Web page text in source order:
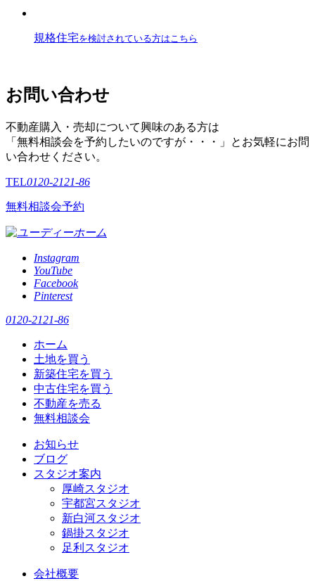
規格住宅を検討されている方はこちら
お問い合わせ
不動産購入・売却について興味のある方は
「無料相談会を予約したいのですが・・・」とお気軽にお問
い合わせください。
TEL0120-2121-86
無料相談会予約
Instagram
YouTube
Facebook
Pinterest
0120-2121-86
ホーム
土地を買う
新築住宅を買う
中古住宅を買う
不動産を売る
無料相談会
お知らせ
ブログ
スタジオ案内
厚崎スタジオ
宇都宮スタジオ
新白河スタジオ
鍋掛スタジオ
足利スタジオ
会社概要